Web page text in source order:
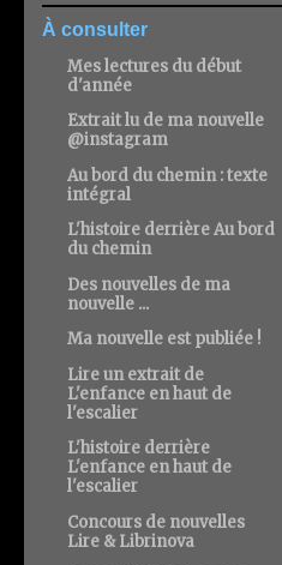
À consulter
Mes lectures du début
d'année
Extrait lu de ma nouvelle
@instagram
Au bord du chemin : texte
intégral
L'histoire derrière Au bord
du chemin
Des nouvelles de ma
nouvelle ...
Ma nouvelle est publiée !
Lire un extrait de
L'enfance en haut de
l'escalier
L'histoire derrière
L'enfance en haut de
l'escalier
Concours de nouvelles
Lire & Librinova